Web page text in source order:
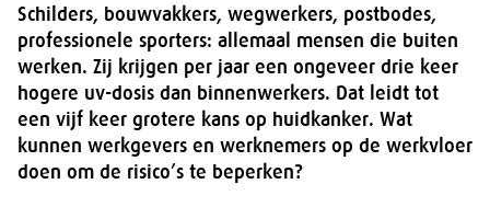
Schilders, bouwvakkers, wegwerkers, postbodes,
professionele sporters: allemaal mensen die buiten
werken. Zij krijgen per jaar een ongeveer drie keer
hogere uv-dosis dan binnenwerkers. Dat leidt tot
een vijf keer grotere kans op huidkanker. Wat
kunnen werkgevers en werknemers op de werkvloer
doen om de risico’s te beperken?